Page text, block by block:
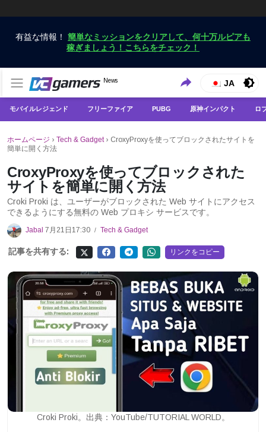
有益な情報！ 簡単なミッションをクリアして、何十万ルピアも
稼ぎましょう！こちらをチェック！
VCGamers ニュース
News
VCGamersだけで最新のゲームニュースを入手
JA
モバイルレジェンド フリーファイア PUBG 原神インパクト ロ
ホームページ › Tech & Gadget› CroxyProxyを使ってブロックされたサイトを
簡単に開く方法
CroxyProxyを使ってブロックされた
サイトを簡単に開く方法
Croki Proki は、ユーザーがブロックされた Web サイトにアクセス
できるようにする無料の Web プロキシ サービスです。
Jabal 7月21日17:30 / Tech & Gadget
記事を共有する: リンクをコピー
Croki Proki。出典：YouTube/TUTORIAL WORLD。